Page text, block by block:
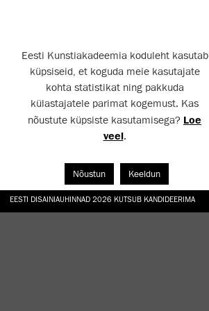
EESTI DISAINIAUHINNAD 2026 KUTSUB KANDIDEERIMA
Eesti Kunstiakadeemia koduleht kasutab
küpsiseid, et koguda meie kasutajate
kohta statistikat ning pakkuda
külastajatele parimat kogemust. Kas
nõustute küpsiste kasutamisega? Loe
veel.
Nõustun Keeldun